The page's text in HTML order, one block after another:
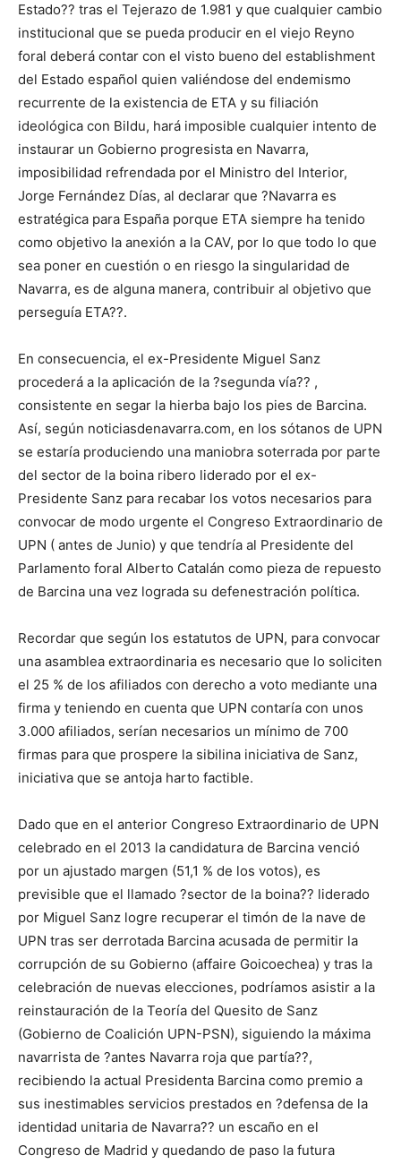
Estado?? tras el Tejerazo de 1.981 y que cualquier cambio
institucional que se pueda producir en el viejo Reyno
foral deberá contar con el visto bueno del establishment
del Estado español quien valiéndose del endemismo
recurrente de la existencia de ETA y su filiación
ideológica con Bildu, hará imposible cualquier intento de
instaurar un Gobierno progresista en Navarra,
imposibilidad refrendada por el Ministro del Interior,
Jorge Fernández Días, al declarar que ?Navarra es
estratégica para España porque ETA siempre ha tenido
como objetivo la anexión a la CAV, por lo que todo lo que
sea poner en cuestión o en riesgo la singularidad de
Navarra, es de alguna manera, contribuir al objetivo que
perseguía ETA??.
En consecuencia, el ex-Presidente Miguel Sanz
procederá a la aplicación de la ?segunda vía?? ,
consistente en segar la hierba bajo los pies de Barcina.
Así, según noticiasdenavarra.com, en los sótanos de UPN
se estaría produciendo una maniobra soterrada por parte
del sector de la boina ribero liderado por el ex-
Presidente Sanz para recabar los votos necesarios para
convocar de modo urgente el Congreso Extraordinario de
UPN ( antes de Junio) y que tendría al Presidente del
Parlamento foral Alberto Catalán como pieza de repuesto
de Barcina una vez lograda su defenestración política.
Recordar que según los estatutos de UPN, para convocar
una asamblea extraordinaria es necesario que lo soliciten
el 25 % de los afiliados con derecho a voto mediante una
firma y teniendo en cuenta que UPN contaría con unos
3.000 afiliados, serían necesarios un mínimo de 700
firmas para que prospere la sibilina iniciativa de Sanz,
iniciativa que se antoja harto factible.
Dado que en el anterior Congreso Extraordinario de UPN
celebrado en el 2013 la candidatura de Barcina venció
por un ajustado margen (51,1 % de los votos), es
previsible que el llamado ?sector de la boina?? liderado
por Miguel Sanz logre recuperar el timón de la nave de
UPN tras ser derrotada Barcina acusada de permitir la
corrupción de su Gobierno (affaire Goicoechea) y tras la
celebración de nuevas elecciones, podríamos asistir a la
reinstauración de la Teoría del Quesito de Sanz
(Gobierno de Coalición UPN-PSN), siguiendo la máxima
navarrista de ?antes Navarra roja que partía??,
recibiendo la actual Presidenta Barcina como premio a
sus inestimables servicios prestados en ?defensa de la
identidad unitaria de Navarra?? un escaño en el
Congreso de Madrid y quedando de paso la futura